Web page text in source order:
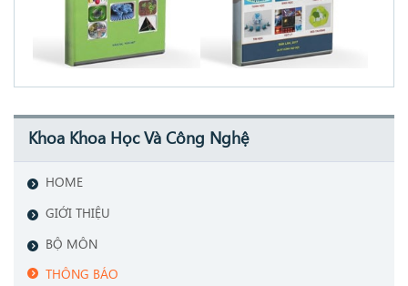
Khoa Khoa Học Và Công Nghệ
HOME
GIỚI THIỆU
BỘ MÔN
THÔNG BÁO